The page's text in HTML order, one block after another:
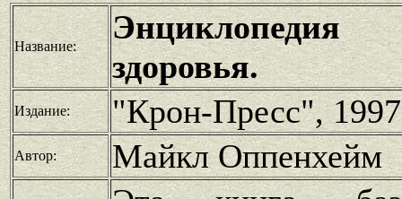
Название:
здоровья.
Издание: "Крон-Пресс",
Автор: Майкл Оппенхейм